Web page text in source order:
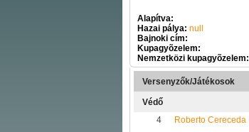
Alapítva:
Hazai pálya: null
Bajnoki cím:
Kupagyõzelem:
Nemzetközi kupagyõzelem:
Versenyzők/Játékosok
Védő
4
Roberto Cereceda